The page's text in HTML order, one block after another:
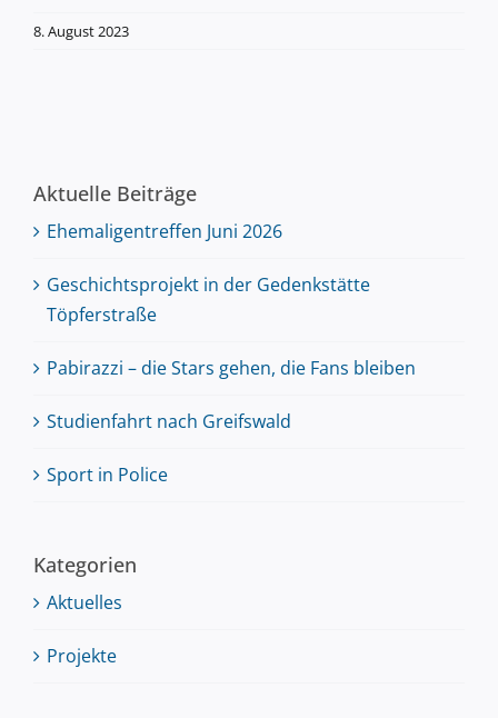
8. August 2023
Aktuelle Beiträge
Ehemaligentreffen Juni 2026
Geschichtsprojekt in der Gedenkstätte
Töpferstraße
Pabirazzi – die Stars gehen, die Fans bleiben
Studienfahrt nach Greifswald
Sport in Police
Kategorien
Aktuelles
Projekte